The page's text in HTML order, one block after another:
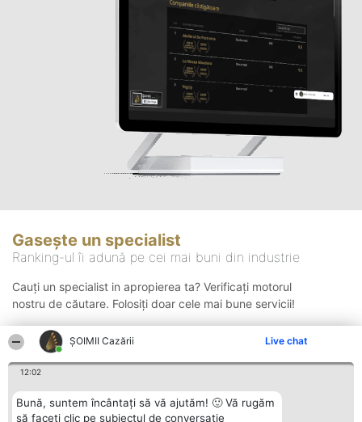
ȘOIMII Cazării Live chat
12:02
Bună, suntem încântați să vă ajutăm! 🙂 Vă rugăm
să faceți clic pe subiectul de conversație
Gasește un specialist
Ranking-ul îi adună pe cei mai buni din industrie
Cauți un specialist in apropierea ta? Verificați motorul
nostru de căutare. Folosiți doar cele mai bune servicii!